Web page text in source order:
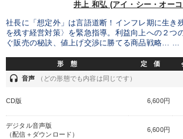
井上 和弘 (アイ・シー・オー
社長に「想定外」は言語道断！インフレ期に生き
を残す経営対策〉を緊急指導。利益向上への２つ
ぐ販売の秘訣、値上げ交渉に勝てる商品戦略… ...
形 態 定 価
headset 音声 （どの形態でも内容は同じです）
CD版 6,600円
デジタル音声版
（配信＋ダウンロード）
6,600円